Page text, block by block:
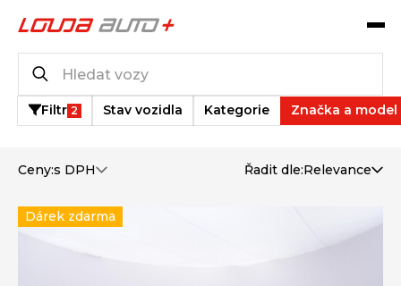
Filtr 2 Stav vozidla Kategorie Značka a model
Ceny:s DPH Řadit dle:Relevance
Dárek zdarma